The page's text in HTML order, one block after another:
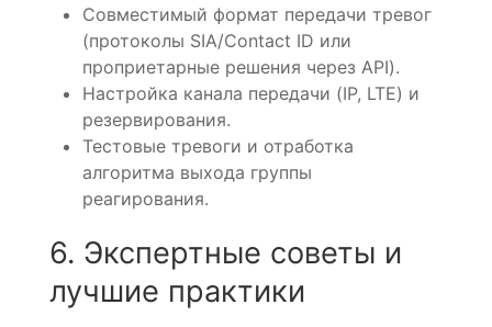
Совместимый формат передачи тревог
(протоколы SIA/Contact ID или
проприетарные решения через API).
Настройка канала передачи (IP, LTE) и
резервирования.
Тестовые тревоги и отработка
алгоритма выхода группы
реагирования.
6. Экспертные советы и
лучшие практики